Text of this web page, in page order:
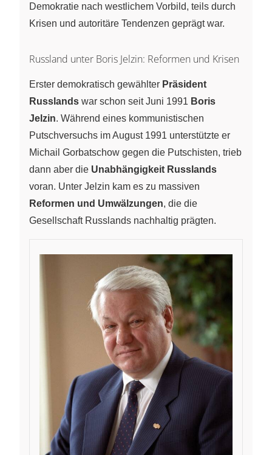
Demokratie nach westlichem Vorbild, teils durch
Krisen und autoritäre Tendenzen geprägt war.
Russland unter Boris Jelzin: Reformen und Krisen
Erster demokratisch gewählter Präsident
Russlands war schon seit Juni 1991 Boris
Jelzin. Während eines kommunistischen
Putschversuchs im August 1991 unterstützte er
Michail Gorbatschow gegen die Putschisten, trieb
dann aber die Unabhängigkeit Russlands
voran. Unter Jelzin kam es zu massiven
Reformen und Umwälzungen, die die
Gesellschaft Russlands nachhaltig prägten.